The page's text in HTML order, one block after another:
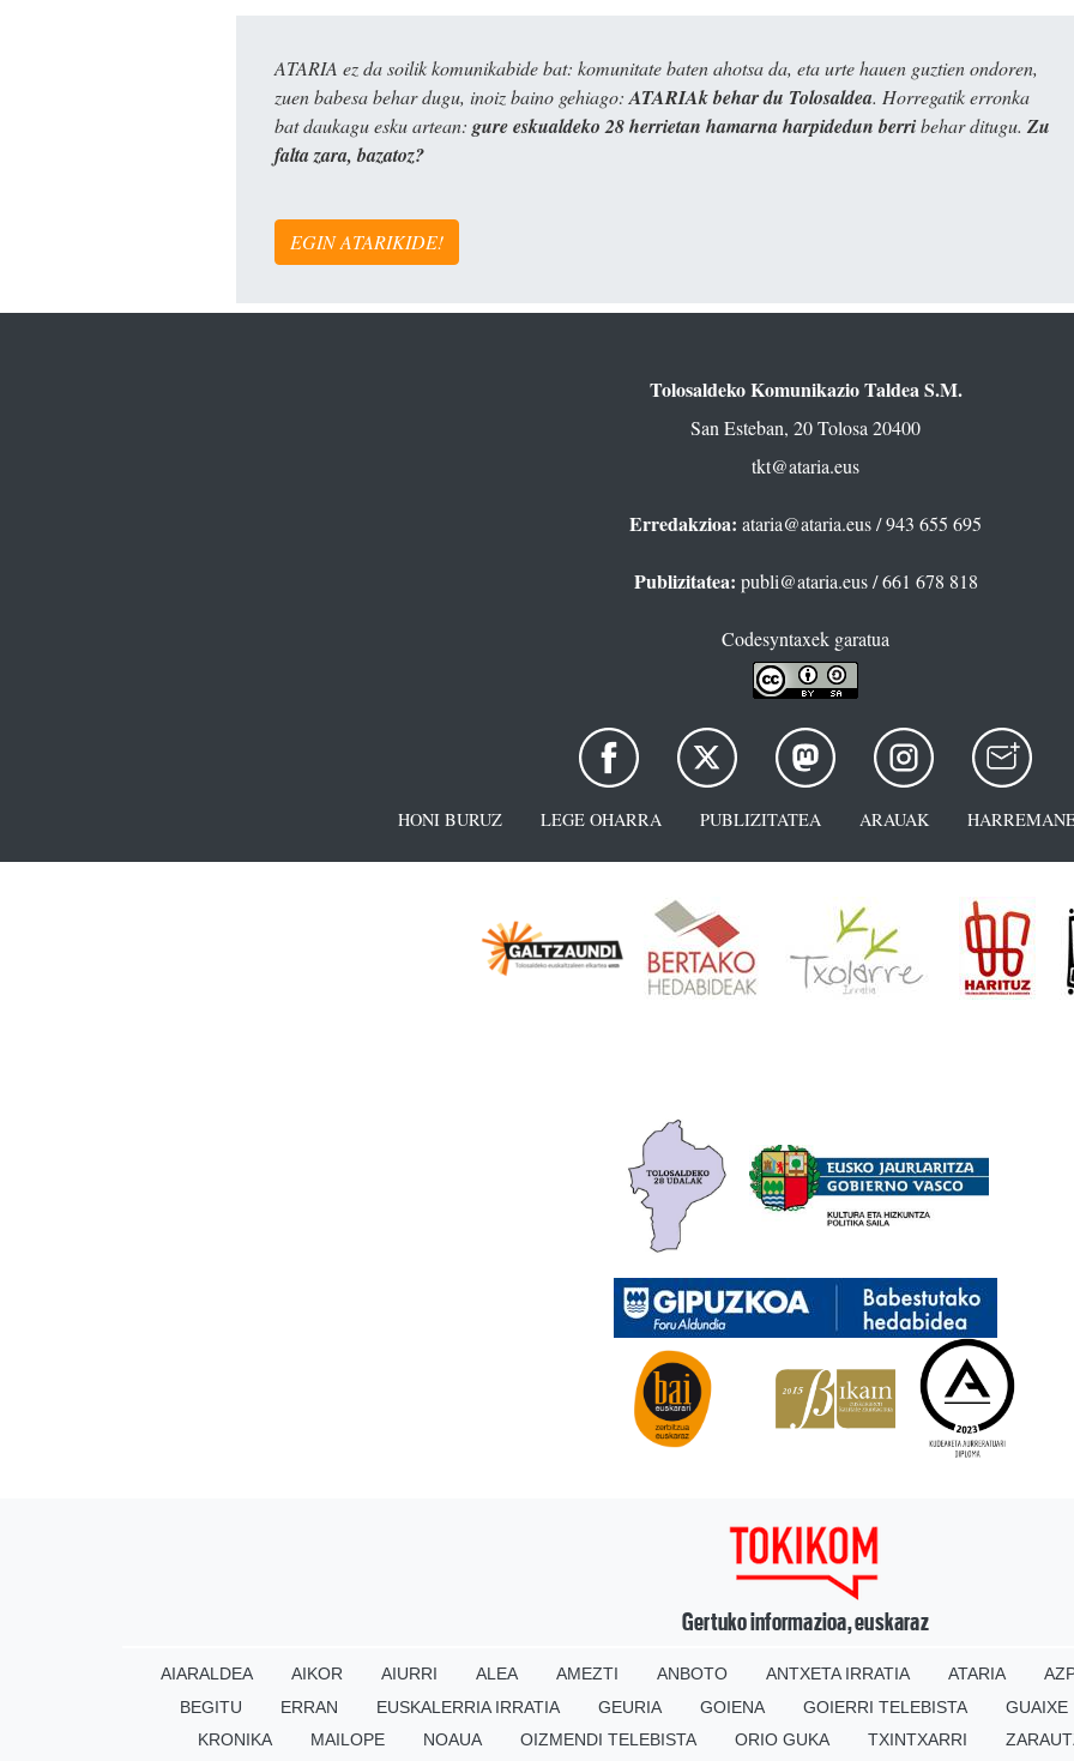
ATARIA ez da soilik komunikabide bat: komunitate baten ahotsa da, eta urte hauen guztien ondoren,
zuen babesa behar dugu, inoiz baino gehiago:ATARIAk behar du Tolosaldea. Horregatik erronka
bat daukagu esku artean: gure eskualdeko 28 herrietan hamarna harpidedun berribehar ditugu. Zu
falta zara, bazatoz?
EGIN ATARIKIDE!
Tolosaldeko Komunikazio Taldea S.M.
San Esteban, 20 Tolosa 20400
tkt@ataria.eus
Erredakzioa: ataria@ataria.eus/ 943 655 695
Publizitatea: publi@ataria.eus/ 661 678 818
Codesyntaxek garatua
HONI BURUZ LEGE OHARRA PUBLIZITATEA ARAUAK
Gertuko informazioa, euskaraz
AIARALDEA AIKOR AIURRI ALEA AMEZTI ANBOTO ANTXETA IRRATIA ATARIA
BEGITU
ERRAN EUSKALERRIA IRRATIA GEURIA GOIENA GOIERRI TELEBISTA GUAIXE
KRONIKA
MAILOPE NOAUA OIZMENDI TELEBISTA ORIO GUKA TXINTXARRI